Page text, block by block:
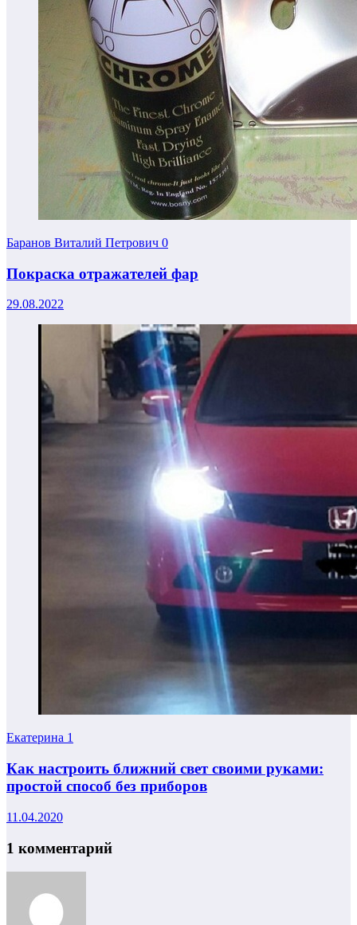
Баранов Виталий Петрович 0
Покраска отражателей фар
29.08.2022
Екатерина 1
Как настроить ближний свет своими руками:
простой способ без приборов
11.04.2020
1 комментарий